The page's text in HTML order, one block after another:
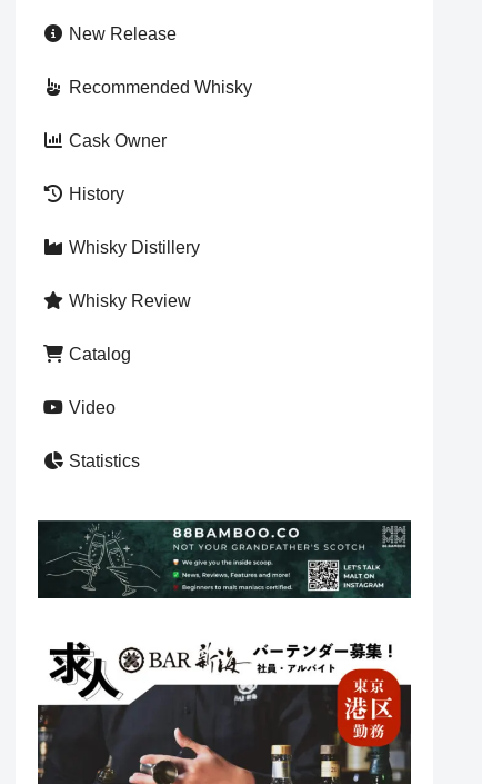
New Release
Recommended Whisky
Cask Owner
History
Whisky Distillery
Whisky Review
Catalog
Video
Statistics